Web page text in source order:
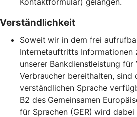
Kontaktformular) gelangen.
Verständlichkeit
Soweit wir in dem frei
Internetauftritts Informationen
unserer Bankdienstleistung für
Verbraucher bereithalten, sind
verständlichen Sprache
B2 des Gemeinsamen
für Sprachen (GER) wird